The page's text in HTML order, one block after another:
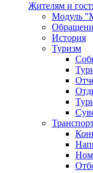
Жителям и
Модуль
История
Туризм